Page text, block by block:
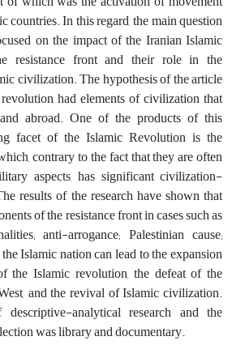
countries. In this regard, the main question
on the impact of the Iranian Islamic
resistance front and their role in the
civilization. The hypothesis of the article
had elements of civilization that
abroad. One of the products of this
facet of the Islamic Revolution is the
contrary to the fact that they are often
aspects, has significant civilization-
results of the research have shown that
of the resistance front in cases such as
anti-arrogance; Palestinian cause;
Islamic nation can lead to the expansion
the Islamic revolution, the defeat of the
and the revival of Islamic civilization.
analytical research and the
was library and documentary.